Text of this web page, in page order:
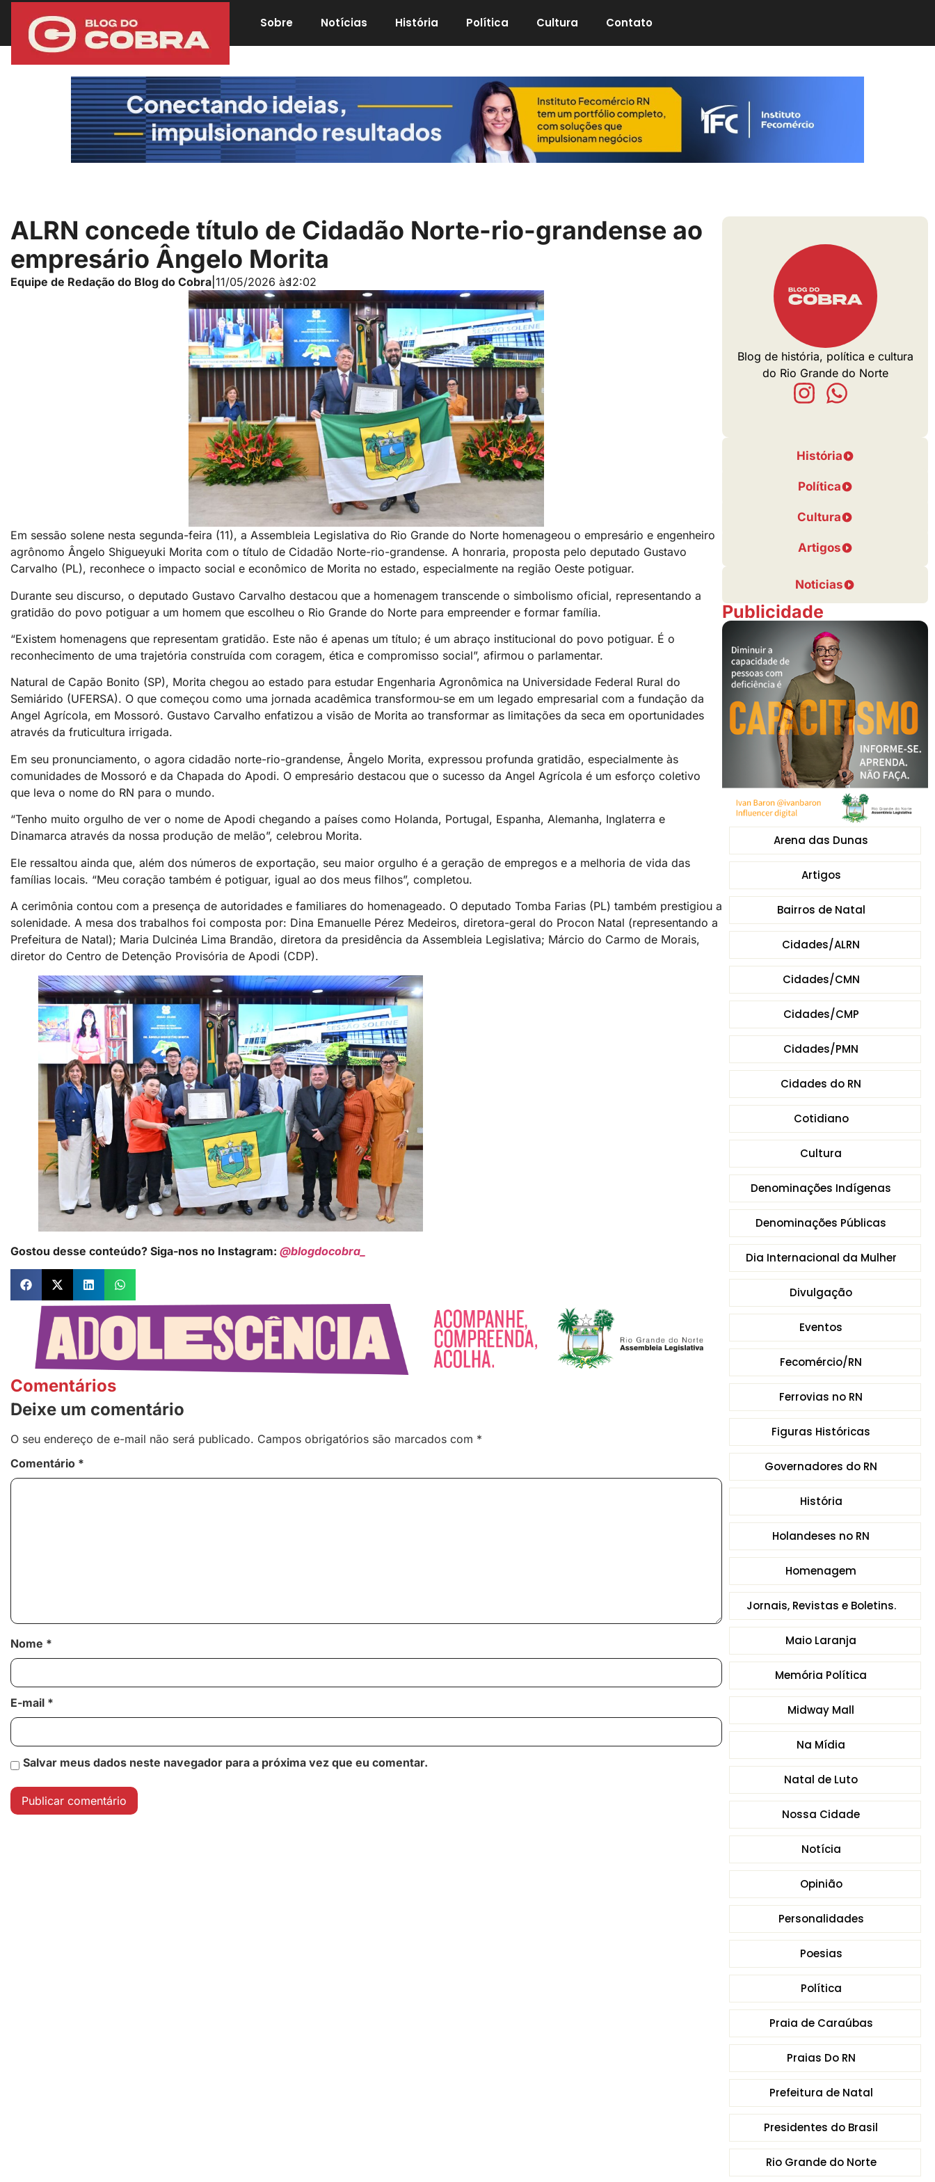
Sobre Notícias História Política Cultura Contato
Blog de história, política e cultura
do Rio Grande do Norte
História
Política
Cultura
Artigos
Noticias
Publicidade
Arena das Dunas
Artigos
Bairros de Natal
Cidades/ALRN
Cidades/CMN
Cidades/CMP
Cidades/PMN
Cidades do RN
Cotidiano
Cultura
Denominações Indígenas
Denominações Públicas
Dia Internacional da Mulher
Divulgação
Eventos
Fecomércio/RN
Ferrovias no RN
Figuras Históricas
Governadores do RN
História
Holandeses no RN
Homenagem
Jornais, Revistas e Boletins.
Maio Laranja
Memória Política
Midway Mall
Na Mídia
Natal de Luto
Nossa Cidade
Notícia
Opinião
Personalidades
Poesias
Política
Praia de Caraúbas
Praias Do RN
Prefeitura de Natal
Presidentes do Brasil
Rio Grande do Norte
ALRN concede título de Cidadão Norte-rio-grandense ao
empresário Ângelo Morita
Equipe de Redação do Blog do Cobra 11/05/2026 às12:02
Em sessão solene nesta segunda-feira (11), a Assembleia Legislativa do Rio Grande do Norte homenageou o empresário e engenheiro
agrônomo Ângelo Shigueyuki Morita com o título de Cidadão Norte-rio-grandense. A honraria, proposta pelo deputado Gustavo
Carvalho (PL), reconhece o impacto social e econômico de Morita no estado, especialmente na região Oeste potiguar.
Durante seu discurso, o deputado Gustavo Carvalho destacou que a homenagem transcende o simbolismo oficial, representando a
gratidão do povo potiguar a um homem que escolheu o Rio Grande do Norte para empreender e formar família.
“Existem homenagens que representam gratidão. Este não é apenas um título; é um abraço institucional do povo potiguar. É o
reconhecimento de uma trajetória construída com coragem, ética e compromisso social”, afirmou o parlamentar.
Natural de Capão Bonito (SP), Morita chegou ao estado para estudar Engenharia Agronômica na Universidade Federal Rural do
Semiárido (UFERSA). O que começou como uma jornada acadêmica transformou-se em um legado empresarial com a fundação da
Angel Agrícola, em Mossoró. Gustavo Carvalho enfatizou a visão de Morita ao transformar as limitações da seca em oportunidades
através da fruticultura irrigada.
Em seu pronunciamento, o agora cidadão norte-rio-grandense, Ângelo Morita, expressou profunda gratidão, especialmente às
comunidades de Mossoró e da Chapada do Apodi. O empresário destacou que o sucesso da Angel Agrícola é um esforço coletivo
que leva o nome do RN para o mundo.
“Tenho muito orgulho de ver o nome de Apodi chegando a países como Holanda, Portugal, Espanha, Alemanha, Inglaterra e
Dinamarca através da nossa produção de melão”, celebrou Morita.
Ele ressaltou ainda que, além dos números de exportação, seu maior orgulho é a geração de empregos e a melhoria de vida das
famílias locais. “Meu coração também é potiguar, igual ao dos meus filhos”, completou.
A cerimônia contou com a presença de autoridades e familiares do homenageado. O deputado Tomba Farias (PL) também prestigiou a
solenidade. A mesa dos trabalhos foi composta por: Dina Emanuelle Pérez Medeiros, diretora-geral do Procon Natal (representando a
Prefeitura de Natal); Maria Dulcinéa Lima Brandão, diretora da presidência da Assembleia Legislativa; Márcio do Carmo de Morais,
diretor do Centro de Detenção Provisória de Apodi (CDP).
Gostou desse conteúdo? Siga-nos no Instagram: @blogdocobra_
Comentários
Deixe um comentário
O seu endereço de e-mail não será publicado. Campos obrigatórios são marcados com *
Comentário *
Nome *
E-mail *
Salvar meus dados neste navegador para a próxima vez que eu comentar.